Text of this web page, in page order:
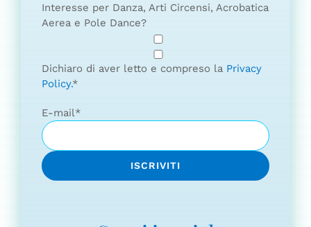
Interesse per Danza, Arti Circensi, Acrobatica
Aerea e Pole Dance?
Dichiaro di aver letto e compreso la Privacy
Policy.*
E-mail*